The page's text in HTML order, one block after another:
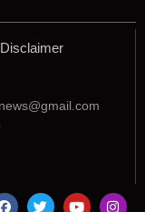
Disclaimer